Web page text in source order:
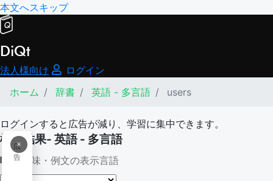
本文へスキップ
DiQt
法人様向け
ログイン
ホーム
辞書 英語 - 多言語 users
ログインすると広告が減り、学習に集中できます。
×
広
告
検索結果- 英語 - 多言語
意味・例文の表示言語